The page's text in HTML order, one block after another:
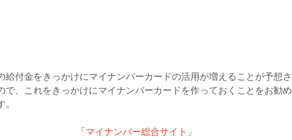
給付金をきっかけにマイナンバーカードの活用が増えることが予想さ
で、これをきっかけにマイナンバーカードを作っておくことをお勧め
。
「 マイナンバー総合サイト 」